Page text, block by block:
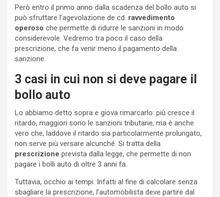
Però entro il primo anno dalla scadenza del bollo auto si
può sfruttare l’agevolazione de cd. ravvedimento
operoso che permette di ridurre le sanzioni in modo
considerevole. Vedremo tra poco il caso della
prescrizione, che fa venir meno il pagamento della
sanzione.
3 casi in cui non si deve pagare il
bollo auto
Lo abbiamo detto sopra e giova rimarcarlo: più cresce il
ritardo, maggiori sono le sanzioni tributarie, ma è anche
vero che, laddove il ritardo sia particolarmente prolungato,
non serve più versare alcunché. Si tratta della
prescrizione prevista dalla legge, che permette di non
pagare i bolli auto di oltre 3 anni fa.
Tuttavia, occhio ai tempi. Infatti al fine di calcolare senza
sbagliare la prescrizione, l’automobilista deve partire dal